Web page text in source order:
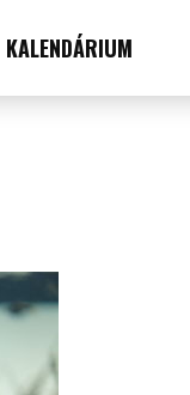
KALENDÁRIUM